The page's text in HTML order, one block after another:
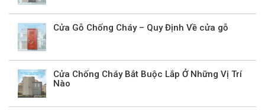
Cửa Gỗ Chống Cháy – Quy Định Về cửa gỗ
Cửa Chống Cháy Bắt Buộc Lắp Ở Những Vị Trí
Nào